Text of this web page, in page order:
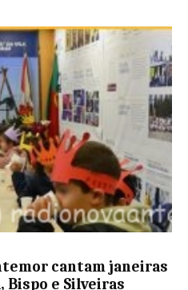
cantam janeiras
Bispo e Silveiras